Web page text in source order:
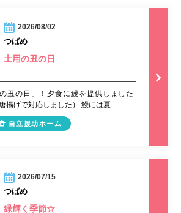
2026/08/02
つばめ
土用の丑の日
丑の日」！夕食に鰻を提供しました
揚げで対応しました） 鰻には夏...
自立援助ホーム
2026/07/15
つばめ
緑輝く季節☆